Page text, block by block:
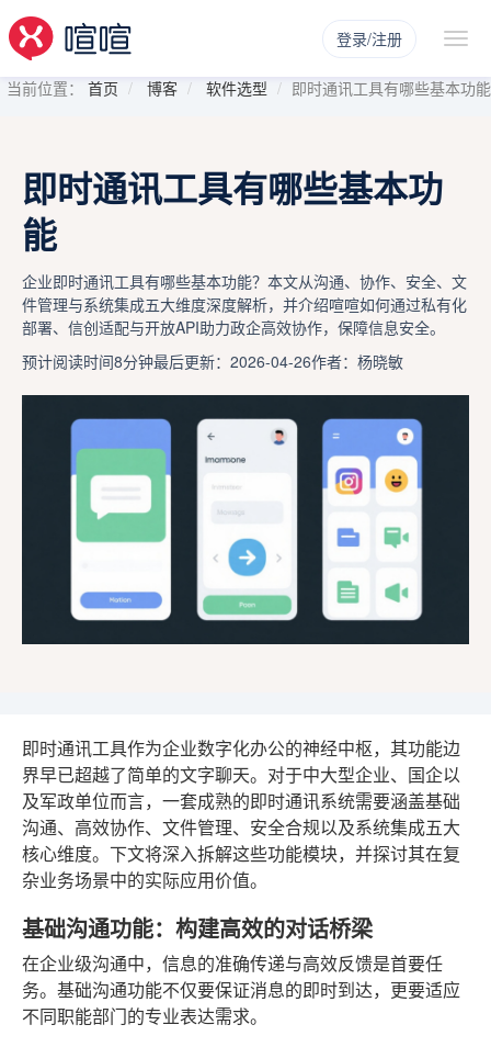
登录/注册
当前位置： 首页 博客 软件选型 即时通讯工具有哪些基本功能
即时通讯工具有哪些基本功
能
企业即时通讯工具有哪些基本功能？本文从沟通、协作、安全、文
件管理与系统集成五大维度深度解析，并介绍喧喧如何通过私有化
部署、信创适配与开放API助力政企高效协作，保障信息安全。
预计阅读时间8分钟最后更新：2026-04-26作者：杨晓敏
即时通讯工具作为企业数字化办公的神经中枢，其功能边
界早已超越了简单的文字聊天。对于中大型企业、国企以
及军政单位而言，一套成熟的即时通讯系统需要涵盖基础
沟通、高效协作、文件管理、安全合规以及系统集成五大
核心维度。下文将深入拆解这些功能模块，并探讨其在复
杂业务场景中的实际应用价值。
基础沟通功能：构建高效的对话桥梁
在企业级沟通中，信息的准确传递与高效反馈是首要任
务。基础沟通功能不仅要保证消息的即时到达，更要适应
不同职能部门的专业表达需求。